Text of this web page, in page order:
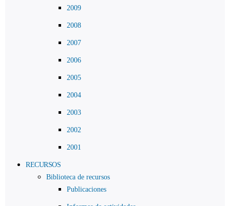
2009
2008
2007
2006
2005
2004
2003
2002
2001
RECURSOS
Biblioteca de recursos
Publicaciones